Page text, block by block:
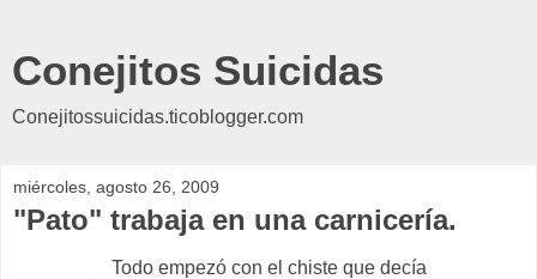
Conejitos Suicidas
Conejitossuicidas.ticoblogger.com
miércoles, agosto 26, 2009
"Pato" trabaja en una carnicería.
Todo empezó con el chiste que decía